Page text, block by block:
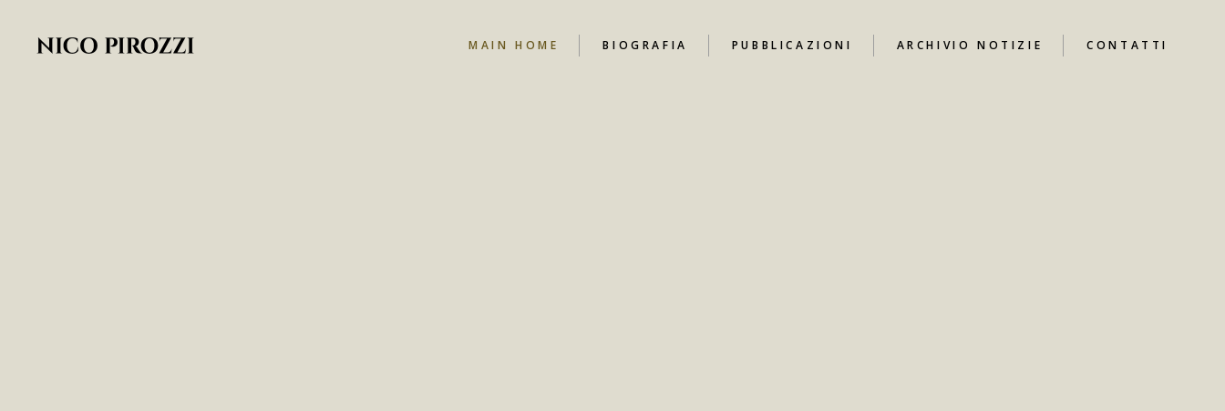
MAIN HOME BIOGRAFIA PUBBLICAZIONI ARCHIVIO NOTIZIE CONTATTI